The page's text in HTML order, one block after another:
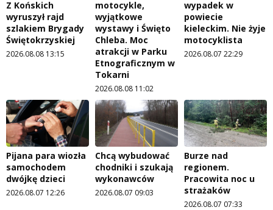
Z Końskich
wyruszył rajd
szlakiem Brygady
Świętokrzyskiej
2026.08.08 13:15
motocykle,
wyjątkowe
wystawy i Święto
Chleba. Moc
atrakcji w Parku
Etnograficznym w
Tokarni
2026.08.08 11:02
wypadek w
powiecie
kieleckim. Nie żyje
motocyklista
2026.08.07 22:29
Pijana para wiozła
samochodem
dwójkę dzieci
2026.08.07 12:26
Chcą wybudować
chodniki i szukają
wykonawców
2026.08.07 09:03
Burze nad
regionem.
Pracowita noc u
strażaków
2026.08.07 07:33